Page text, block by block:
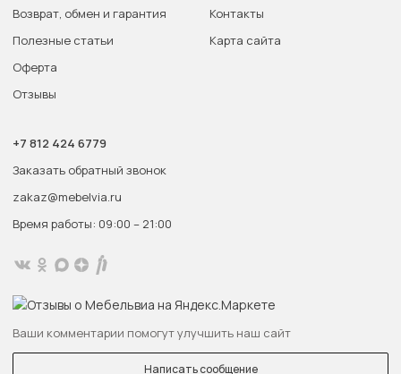
Возврат, обмен и гарантия
Полезные статьи
Оферта
Отзывы
Контакты
Карта сайта
+7 812 424 6779
Заказать обратный звонок
zakaz@mebelvia.ru
Время работы: 09:00 – 21:00
Ваши комментарии помогут улучшить наш сайт
Написать сообщение